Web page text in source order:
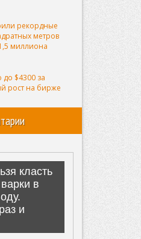
рекордные
метров
миллиона
до $4300 за
рост на бирже